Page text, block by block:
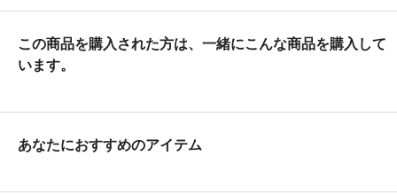
この商品を購入された方は、一緒にこんな商品を購入して
います。
あなたにおすすめのアイテム